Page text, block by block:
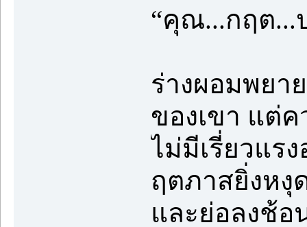
“คุณ...กฤต...
ร่างผอมพยา
ของเขา แต่
ไม่มีเรี่ยวแร
ฤตภาสยิ่งหงุ
และย่อลงช้อ